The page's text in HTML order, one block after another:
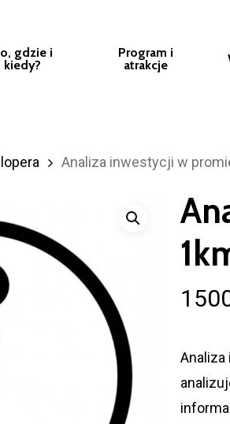
gdzie i
kiedy?
Program i
atrakcje
Analiza inwestycji w